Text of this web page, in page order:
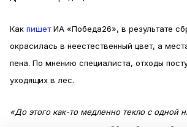
Как пишетИА «Победа26», в результате
окрасилась в неестественный цвет, а
пена. По мнению специалиста, отходы
уходящих в лес.
«До этого как-то медленно текло с одной
потихонечку <...>, а в субботу был такой